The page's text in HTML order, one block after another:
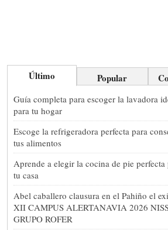
Último Popular
Guía completa para escoger la lavadora
para tu hogar
Escoge la refrigeradora perfecta para
tus alimentos
Aprende a elegir la cocina de pie perfecta
tu casa
Abel caballero clausura en el Pahiño el
XII CAMPUS ALERTANAVIA 2026
GRUPO ROFER